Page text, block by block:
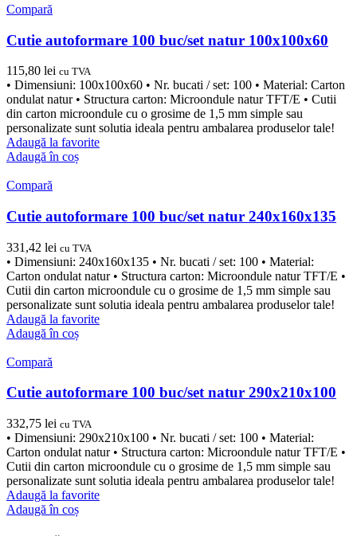
Compară
Cutie autoformare 100 buc/set natur 100x100x60
115,80 lei cu TVA
• Dimensiuni: 100x100x60 • Nr. bucati / set: 100 • Material: Carton
ondulat natur • Structura carton: Microondule natur TFT/E • Cutii
din carton microondule cu o grosime de 1,5 mm simple sau
personalizate sunt solutia ideala pentru ambalarea produselor tale!
Adaugă la favorite
Adaugă în coș
Compară
Cutie autoformare 100 buc/set natur 240x160x135
331,42 lei cu TVA
• Dimensiuni: 240x160x135 • Nr. bucati / set: 100 • Material:
Carton ondulat natur • Structura carton: Microondule natur TFT/E •
Cutii din carton microondule cu o grosime de 1,5 mm simple sau
personalizate sunt solutia ideala pentru ambalarea produselor tale!
Adaugă la favorite
Adaugă în coș
Compară
Cutie autoformare 100 buc/set natur 290x210x100
332,75 lei cu TVA
• Dimensiuni: 290x210x100 • Nr. bucati / set: 100 • Material:
Carton ondulat natur • Structura carton: Microondule natur TFT/E •
Cutii din carton microondule cu o grosime de 1,5 mm simple sau
personalizate sunt solutia ideala pentru ambalarea produselor tale!
Adaugă la favorite
Adaugă în coș